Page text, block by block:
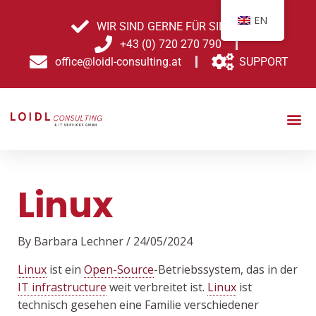
WIR SIND GERNE FÜR SIE DA!
+43 (0) 720 270 790
office@loidl-consulting.at
SUPPORT
Linux
By Barbara Lechner/ 24/05/2024
Linuxist ein Open-Source-Betriebssystem, das in der
IT infrastructure weit verbreitet ist. Linuxist
technisch gesehen eine Familie verschiedener
EN